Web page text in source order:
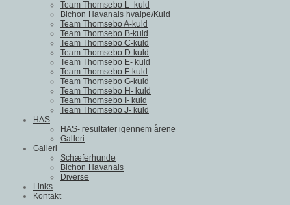
Team Thomsebo L- kuld
Bichon Havanais hvalpe/Kuld
Team Thomsebo A-kuld
Team Thomsebo B-kuld
Team Thomsebo C-kuld
Team Thomsebo D-kuld
Team Thomsebo E- kuld
Team Thomsebo F-kuld
Team Thomsebo G-kuld
Team Thomsebo H- kuld
Team Thomsebo I- kuld
Team Thomsebo J- kuld
HAS
HAS- resultater igennem årene
Galleri
Galleri
Schæferhunde
Bichon Havanais
Diverse
Links
Kontakt